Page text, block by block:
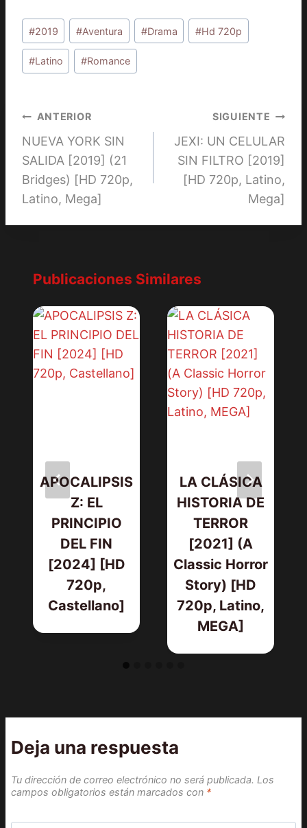
Etiquetas
de
la
#2019 #Aventura #Drama #Hd 720p
#Latino #Romance
Navegación
de
entradas
ANTERIOR
NUEVA YORK SIN
SALIDA [2019] (21
Bridges) [HD 720p,
Latino, Mega]
SIGUIENTE
JEXI: UN CELULAR
SIN FILTRO [2019]
[HD 720p, Latino,
Mega]
Publicaciones Similares
APOCALIPSIS
Z: EL
PRINCIPIO
DEL FIN
[2024] [HD
720p,
Castellano]
LA CLÁSICA
HISTORIA DE
TERROR
[2021] (A
Classic Horror
Story) [HD
720p, Latino,
MEGA]
Deja una respuesta
Tu dirección de correo electrónico no será publicada. Los
campos obligatorios están marcados con *